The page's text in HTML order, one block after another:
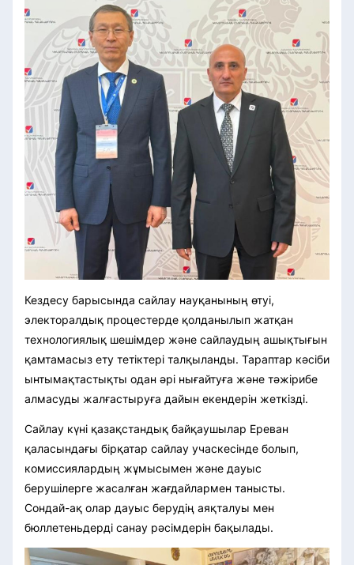
Кездесу барысында сайлау науқанының өтуі,
электоралдық процестерде қолданылып жатқан
технологиялық шешімдер және сайлаудың ашықтығын
қамтамасыз ету тетіктері талқыланды. Тараптар кәсіби
ынтымақтастықты одан әрі нығайтуға және тәжірибе
алмасуды жалғастыруға дайын екендерін жеткізді.
Сайлау күні қазақстандық байқаушылар Ереван
қаласындағы бірқатар сайлау учаскесінде болып,
комиссиялардың жұмысымен және дауыс
берушілерге жасалған жағдайлармен танысты.
Сондай-ақ олар дауыс берудің аяқталуы мен
бюллетеньдерді санау рәсімдерін бақылады.